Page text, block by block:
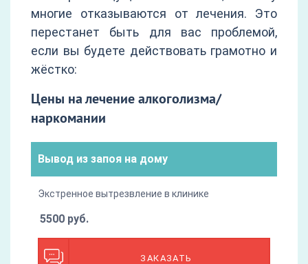
многие отказываются от лечения. Это
перестанет быть для вас проблемой,
если вы будете действовать грамотно и
жёстко:
Цены на лечение алкоголизма/
наркомании
Вывод из запоя на дому
Экстренное вытрезвление в клинике
ЗАКАЗАТЬ
5500 руб.